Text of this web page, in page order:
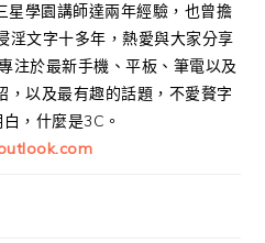
星學園講師達兩年經驗，也曾擔
淫文字十多年，熱愛與大家分享
注於最新手機、平板、筆電以及
，以及最有趣的話題，不愛贅字
，什麼是3C。